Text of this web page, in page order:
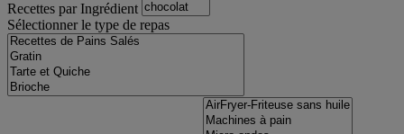
Recettes par Ingrédient
Sélectionner le type de repas